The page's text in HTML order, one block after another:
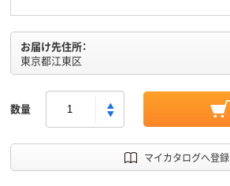
お届け先住所：
東京都江東区
数量
マイカタログへ登録